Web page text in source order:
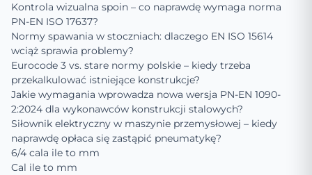
Kontrola wizualna spoin – co naprawdę wymaga norma
PN-EN ISO 17637?
Normy spawania w stoczniach: dlaczego EN ISO 15614
wciąż sprawia problemy?
Eurocode 3 vs. stare normy polskie – kiedy trzeba
przekalkulować istniejące konstrukcje?
Jakie wymagania wprowadza nowa wersja PN-EN 1090-
2:2024 dla wykonawców konstrukcji stalowych?
Siłownik elektryczny w maszynie przemysłowej – kiedy
naprawdę opłaca się zastąpić pneumatykę?
6/4 cala ile to mm
Cal ile to mm